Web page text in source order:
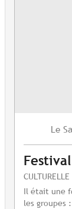
Le
CULTURELLE
Il était une
les groupes :